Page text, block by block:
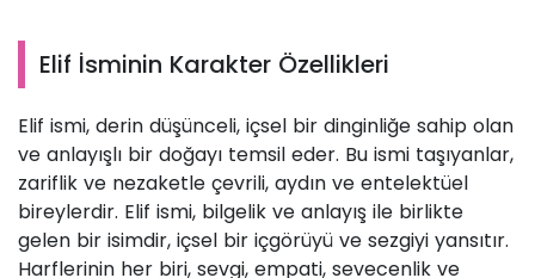
Elif İsminin Karakter Özellikleri
Elif ismi, derin düşünceli, içsel bir dinginliğe sahip olan
ve anlayışlı bir doğayı temsil eder. Bu ismi taşıyanlar,
zariflik ve nezaketle çevrili, aydın ve entelektüel
bireylerdir. Elif ismi, bilgelik ve anlayış ile birlikte
gelen bir isimdir, içsel bir içgörüyü ve sezgiyi yansıtır.
Harflerinin her biri, sevgi, empati, sevecenlik ve